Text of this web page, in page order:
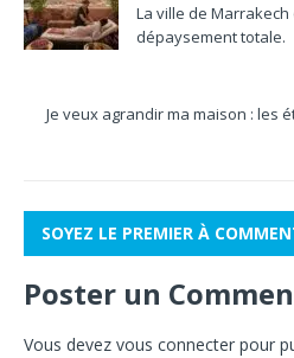
La ville de
dépaysement totale.
Je veux agrandir ma maison : les
SOYEZ LE PREMIER À
Poster un
Vous devez vous connecter pour